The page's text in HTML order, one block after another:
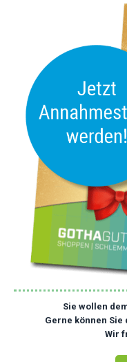
Sie wollen
Gerne können Sie
Wir